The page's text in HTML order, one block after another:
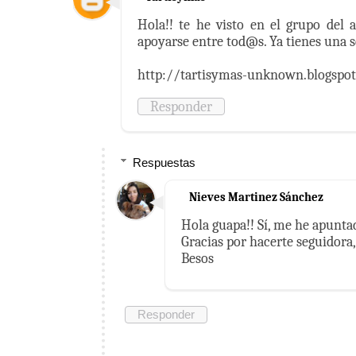
Hola!! te he visto en el grupo del
apoyarse entre tod@s. Ya tienes una
http://tartisymas-
Responder
Respuestas
Nieves Martinez Sánchez
Hola guapa!! Sí, me he
Gracias por hacerte
Besos
Responder